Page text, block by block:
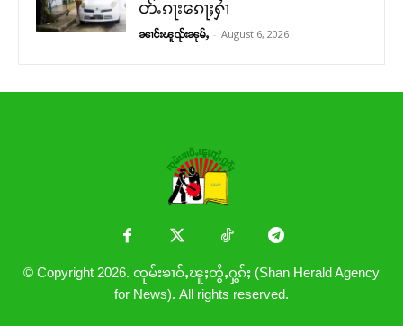
တ်ႉၵႃးၵေႃႈႁၢႆ
ၼၢင်းၽူၺ်းၼုမ်ႇ - August 6, 2026
© Copyright 2026. ၸုမ်းၶၢဝ်ႇၽူႈတွႆႇႁွၵ်ႈ (Shan Herald Agency
for News). All rights reserved.